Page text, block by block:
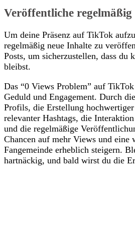
Veröffentliche regelmäßig
Um deine Präsenz auf TikTok
regelmäßig neue Inhalte zu
Posts, um sicherzustellen, dass du
bleibst.
Das “0 Views Problem” auf
Geduld und Engagement. Durch
Profils, die Erstellung
relevanter Hashtags, die
und die regelmäßige
Chancen auf mehr Views und eine
Fangemeinde erheblich steigern.
hartnäckig, und bald wirst du die